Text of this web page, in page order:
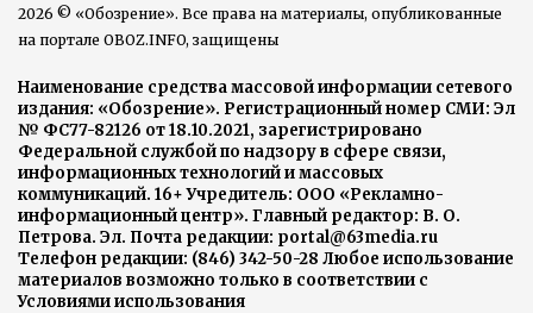
2026 © «Обозрение». Все права на материалы, опубликованные
на портале OBOZ.INFO, защищены
Наименование средства массовой информации сетевого
издания: «Обозрение». Регистрационный номер СМИ: Эл
№ ФС77-82126 от 18.10.2021, зарегистрировано
Федеральной службой по надзору в сфере связи,
информационных технологий и массовых
коммуникаций. 16+ Учредитель: ООО «Рекламно-
информационный центр». Главный редактор: В. О.
Петрова. Эл. Почта редакции: portal@63media.ru
Телефон редакции: (846) 342-50-28 Любое использование
материалов возможно только в соответствии с
Условиями использования